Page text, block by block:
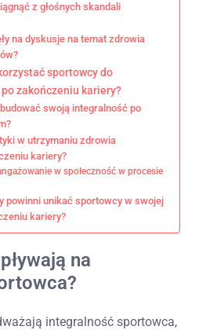
z głośnych skandali
na dyskusje na temat zdrowia
sportowcy do
zakończeniu kariery?
swoją integralność po
w utrzymaniu zdrowia
kariery?
w społeczność w procesie
powinni unikać sportowcy w swojej
kariery?
na
integralność sportowca,